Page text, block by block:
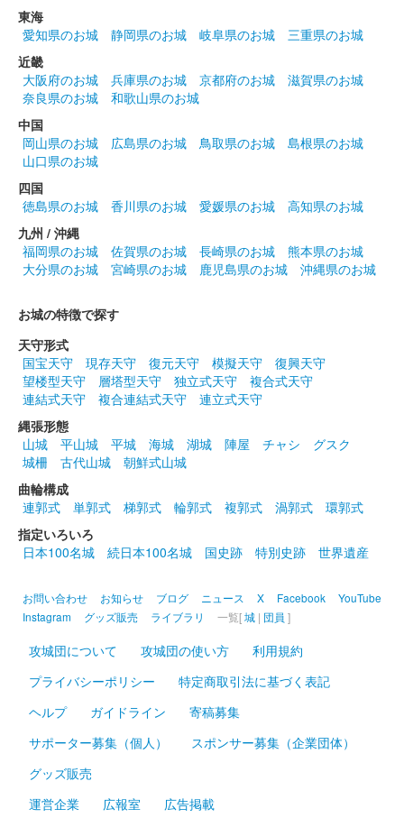
二条城 御城印
念符
販売終了
国連教育科学文化機関（ユネスコ）の世界遺産条約がユネスコ総
会で採択されてから30周年を迎えた記念の御城印。10000枚限
定。
二条城 入城記念符 NAKED FLOWERS 2024 桜 世
配布終了
2024年3月23日から大休憩所内飲食エリア・物販エリアで、
VISAを利用して買い物をするともらえる御城印。文字や日付は
青箔押しで表現されている。なくなり次第終了。
二条城 入城記念符 NAKED FLOWERS 2024 桜 世
界遺産・二条城 限定版
『NAKED桜まつり 2024 世界遺産・二条城』で期間限定発売
二条城 入城記念符 レピア織 春版（グリーン）
販売終了
四季に合わせた4種の織記念符の1枚。500枚限定
二条城 入城記念符 令和6年春限定版
販売終了
東海
愛知県のお城
静岡県のお城 岐阜県のお城
三重県のお城
近畿
大阪府のお城
兵庫県のお城 京都府のお城
滋賀県のお城
奈良県のお城
和歌山県のお城
中国
岡山県のお城
広島県のお城 鳥取県のお城
島根県のお城
山口県のお城
四国
徳島県のお城
香川県のお城 愛媛県のお城
高知県のお城
九州 / 沖縄
福岡県のお城
佐賀県のお城 長崎県のお城
熊本県のお城
大分県のお城
宮崎県のお城 鹿児島県のお城 沖縄県のお城
お城の特徴で探す
天守形式
国宝天守
現存天守 復元天守 模擬天守
復興天守
望楼型天守
層塔型天守 独立式天守
複合式天守
連結式天守
複合連結式天守
連立式天守
縄張形態
山城
平山城 平城 海城 湖城 陣屋 チャシ
グスク
城柵
古代山城
朝鮮式山城
曲輪構成
連郭式
単郭式 梯郭式 輪郭式 複郭式 渦郭式
環郭式
指定いろいろ
日本100名城
続日本100名城 国史跡 特別史跡 世界遺産
お問い合わせ お知らせ ブログ ニュース X Facebook
YouTube
Instagram
グッズ販売 ライブラリ 一覧[城 | 団員 ]
攻城団について 攻城団の使い方
利用規約
プライバシーポリシー
特定商取引法に基づく表記
ヘルプ
ガイドライン
寄稿募集
サポーター募集（個人）
スポンサー募集（企業団体）
グッズ販売
運営企業
広報室 広告掲載